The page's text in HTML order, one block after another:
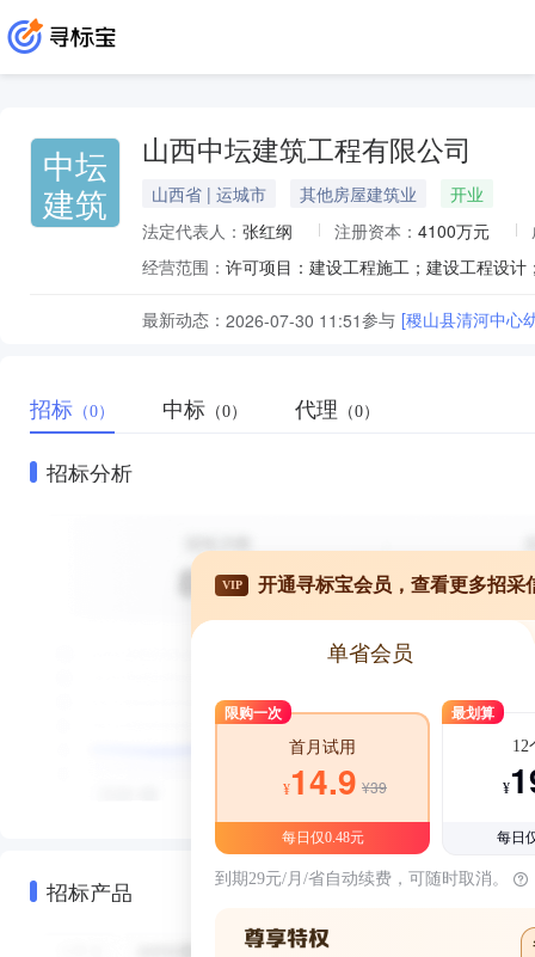
中坛
建筑
山西中坛建筑工程有限公司
山西省 | 运城市 其他房屋建筑业
开业
法定代表人： 张红纲 注册资本： 4100万元
经营范围：
最新动态： 2026-07-30 11:51参与 [稷山县清河中心
招标 （0） 中标 （0） 代理 （0）
招标分析
招标产品
VIP 开通寻标宝会员，查看更多招采
单省会员
限购一次
首月试用
¥14.9 ¥39
每日仅0.48元
最划算
12
¥
每日
到期29元/月/省自动续费，可随时取消。